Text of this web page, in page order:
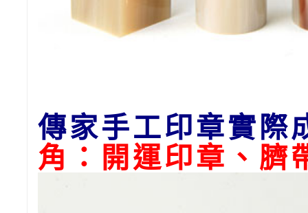
傳家手工印章實際
角：開運印章、臍